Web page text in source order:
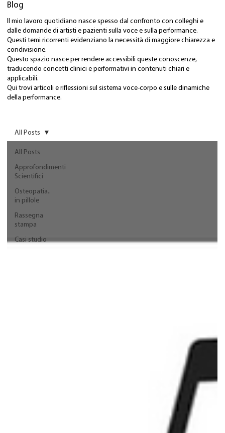
Blog
Il mio lavoro quotidiano nasce spesso dal confronto con colleghi e
dalle domande di artisti e pazienti sulla voce e sulla performance.
Questi temi ricorrenti evidenziano la necessità di maggiore chiarezza e
condivisione.
Questo spazio nasce per rendere accessibili queste conoscenze,
traducendo concetti clinici e performativi in contenuti chiari e
applicabili.
Qui trovi articoli e riflessioni sul sistema voce-corpo e sulle dinamiche
della performance.
All Posts
Approfondimenti
Scientifici
Osteopatia..
in pillole
Rassegna
stampa
Casi studio
All Posts